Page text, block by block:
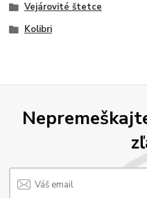
Vejárovité štetce
Kolibri